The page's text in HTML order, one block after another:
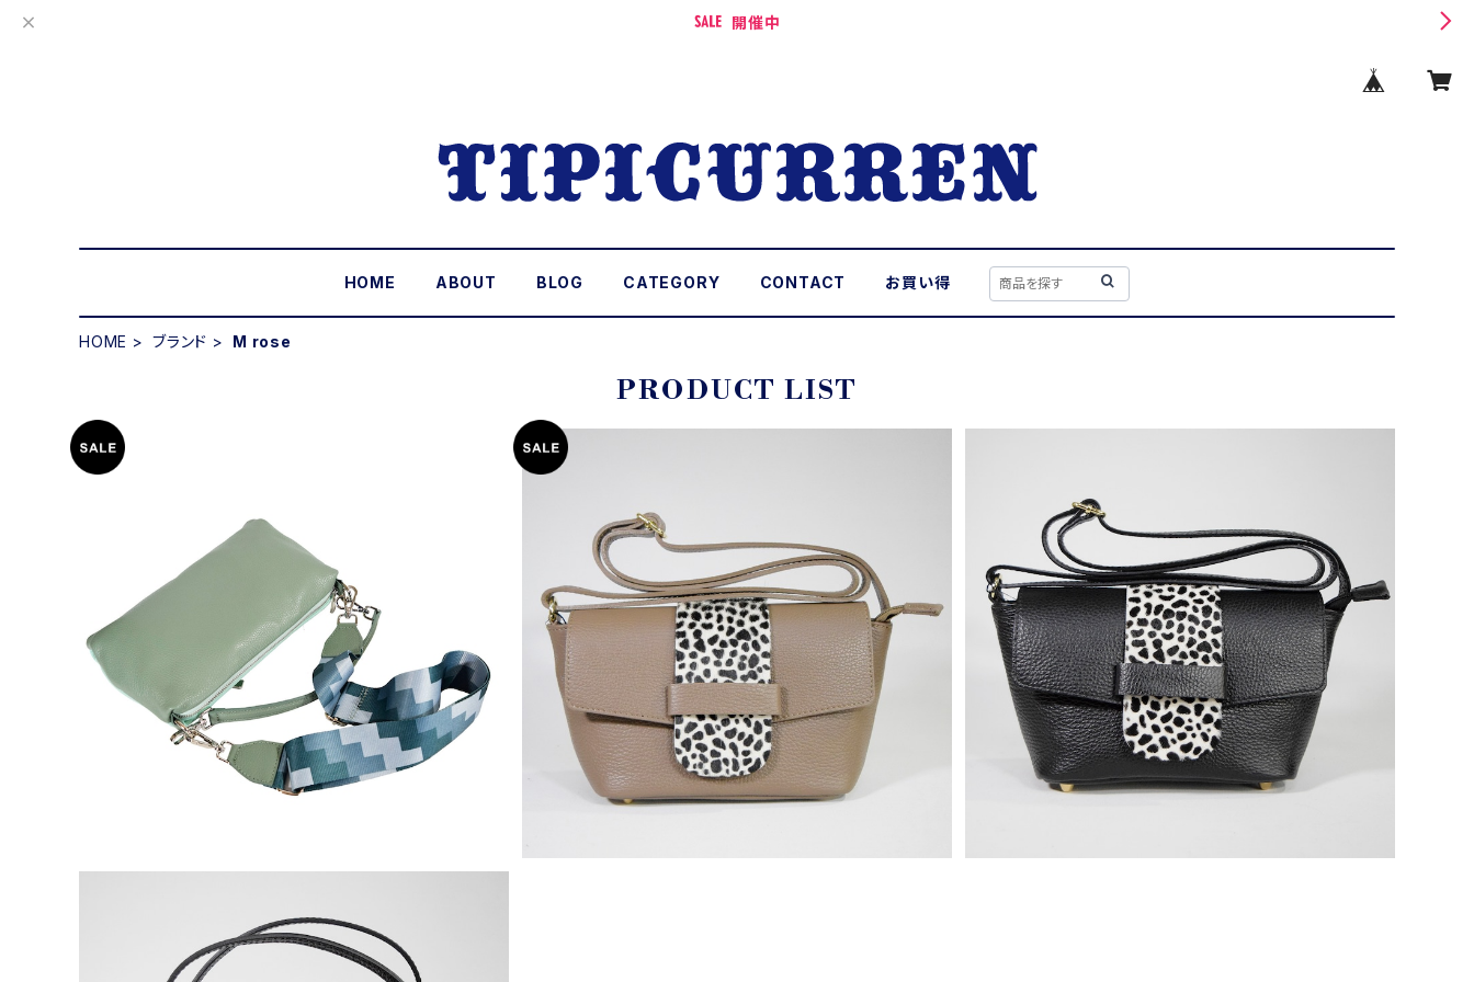
開催中
HOME ABOUT BLOG CATEGORY CONTACT お買い得
HOME ブランド M rose
PRODUCT LIST
M ROSE 牛革シュリンクグリーンストラップ付きクラ
ッチ型2WAYバッグ
¥2,200
80%OFF
M ROSE 牛革シュリンク牛毛ダルメシアンプリントフ
ラップショルダーバッグ ベージュ
¥2,420
80%OFF
M ROSE 牛革シュリンク牛毛ダルメシアンプリントフ
ラップショルダーバッグ ブラック
¥2,420
80%OFF
SOLD OUT